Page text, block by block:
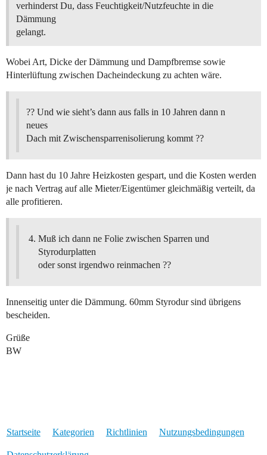
verhinderst Du, dass Feuchtigkeit/Nutzfeuchte in die
Dämmung
gelangt.
Wobei Art, Dicke der Dämmung und Dampfbremse sowie
Hinterlüftung zwischen Dacheindeckung zu achten wäre.
?? Und wie sieht’s dann aus falls in 10 Jahren dann n
neues
Dach mit Zwischensparrenisolierung kommt ??
Dann hast du 10 Jahre Heizkosten gespart, und die Kosten werden
je nach Vertrag auf alle Mieter/Eigentümer gleichmäßig verteilt, da
alle profitieren.
Muß ich dann ne Folie zwischen Sparren und
Styrodurplatten
oder sonst irgendwo reinmachen ??
Innenseitig unter die Dämmung. 60mm Styrodur sind übrigens
bescheiden.
Grüße
BW
Startseite Kategorien Richtlinien Nutzungsbedingungen